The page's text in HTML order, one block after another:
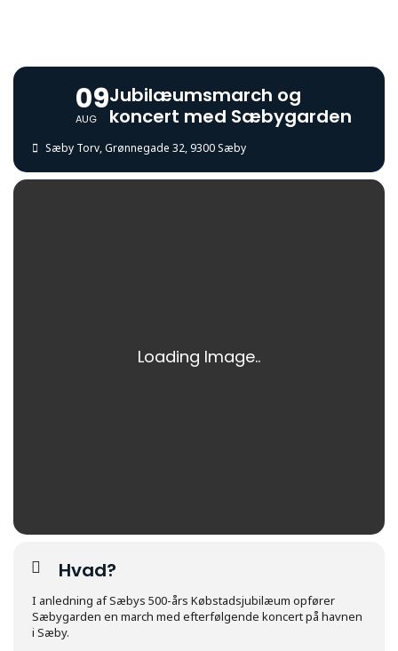
09
AUG
Jubilæumsmarch og
koncert med Sæbygarden
Sæby Torv, Grønnegade 32, 9300 Sæby
Hvad?
I anledning af Sæbys 500-års Købstadsjubilæum opfører
Sæbygarden en march med efterfølgende koncert på havnen
i Sæby.